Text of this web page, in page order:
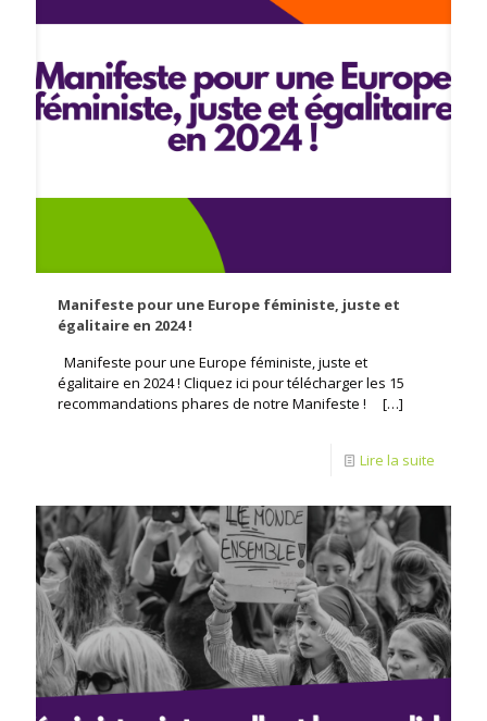
Manifeste pour une Europe féministe, juste et
égalitaire en 2024 !
Manifeste pour une Europe féministe, juste et
égalitaire en 2024 ! Cliquez ici pour télécharger les 15
recommandations phares de notre Manifeste !
[…]
Lire la suite